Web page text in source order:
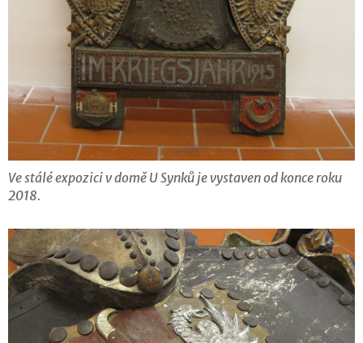
Ve stálé expozici v domě U Synků je vystaven od konce roku
2018.